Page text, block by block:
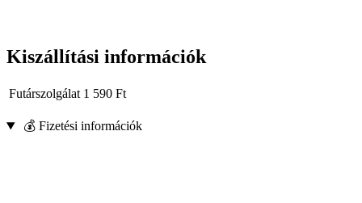
Kiszállítási információk
Futárszolgálat 1 590 Ft
💰 Fizetési információk